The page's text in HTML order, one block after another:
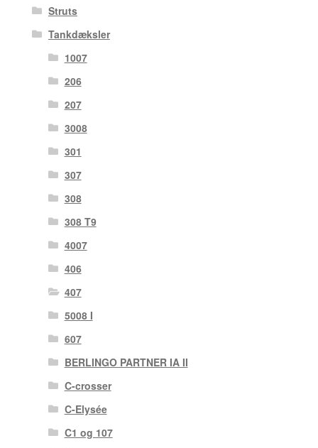
Struts
Tankdæksler
1007
206
207
3008
301
307
308
308 T9
4007
406
407
5008 I
607
BERLINGO PARTNER IA II
C-crosser
C-Elysée
C1 og 107